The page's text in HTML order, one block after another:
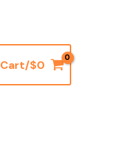
Cart/$0